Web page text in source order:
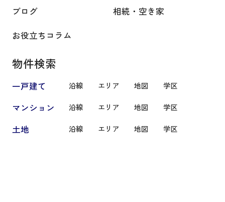
ブログ
相続・空き家
お役立ちコラム
物件検索
一戸建て 沿線 エリア 地図 学区
マンション 沿線 エリア 地図 学区
土地 沿線 エリア 地図 学区